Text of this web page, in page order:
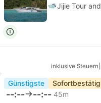
Jijie Tour
inklusive Steuern
Günstigste
--:-- --:-- 45m